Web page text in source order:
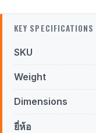
KEY SPECIFICATIONS
SKU
Weight
Dimensions
ยี่ห้อ